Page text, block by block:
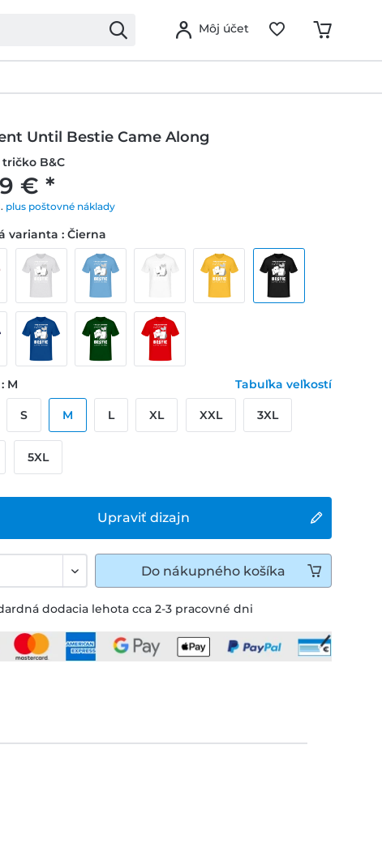
Môj účet
Until Bestie Came Along
tričko B&C
€ *
plus poštovné náklady
dodacia lehota cca 2-3 pracovné dni
Upraviť dizajn
varianta : Čierna
M Tabuľka veľkostí
S M L XL XXL 3XL
5XL
Do nákupného košíka